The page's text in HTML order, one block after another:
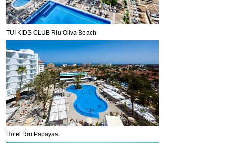
TUI KIDS CLUB Riu Oliva Beach
Hotel Riu Papayas